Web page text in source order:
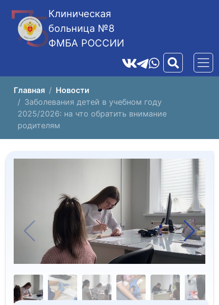
Клиническая
больница №8
ФМБА РОССИИ
Главная
Новости
Заболевания детей в учебном году
2025/2026: на что обратить внимание
родителям